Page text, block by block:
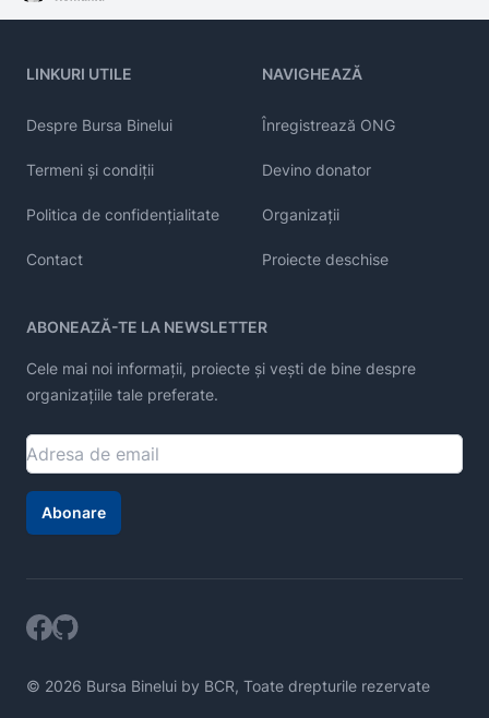
LINKURI UTILE
Despre Bursa Binelui
Termeni și condiții
Politica de confidențialitate
Contact
NAVIGHEAZĂ
Înregistrează ONG
Devino donator
Organizații
Proiecte deschise
ABONEAZĂ-TE LA NEWSLETTER
Cele mai noi informații, proiecte și vești de bine despre
organizațiile tale preferate.
Abonare
© 2026 Bursa Binelui by BCR, Toate drepturile rezervate